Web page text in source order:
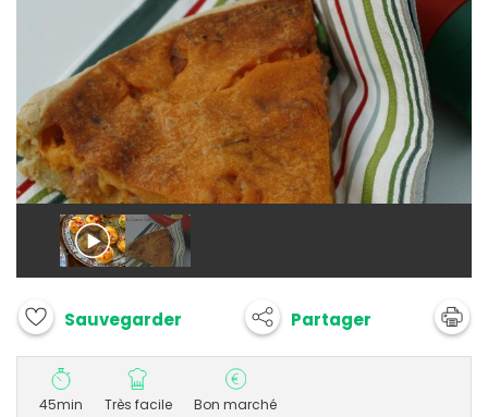
Sauvegarder Partager
45min Très facile Bon marché